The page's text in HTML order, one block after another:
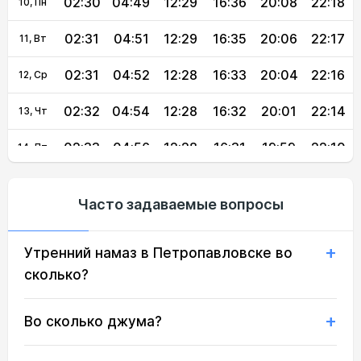
11, Вт 02:31 04:51 12:29 16:35 20:06 22:17
12, Ср 02:31 04:52 12:28 16:33 20:04 22:16
13, Чт 02:32 04:54 12:28 16:32 20:01 22:14
14, Пт 02:33 04:56 12:28 16:31 19:59 22:10
17, Пн 02:42 05:02 12:28 16:28 19:52 21:59
19, Ср 02:49 05:05 21:52
Часто задаваемые вопросы
Утренний намаз в Петропавловске во
сколько?
Во сколько джума?